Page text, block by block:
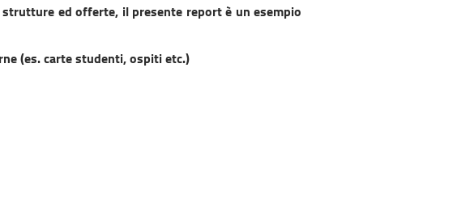
ed offerte, il presente report è un esempio
(es. carte studenti, ospiti etc.)